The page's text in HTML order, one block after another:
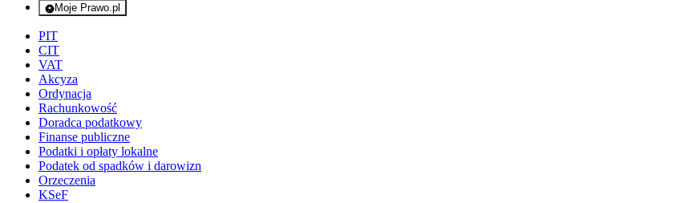
Moje Prawo.pl
- rejestracja i logowanie do serwisu
PIT
CIT
VAT
Akcyza
Ordynacja
Rachunkowość
Doradca podatkowy
Finanse publiczne
Podatki i opłaty lokalne
Podatek od spadków i darowizn
Orzeczenia
KSeF